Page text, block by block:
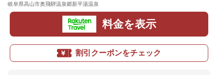
岐阜県高山市奥飛騨温泉郷新平湯温泉
料金を表示
割引クーポンをチェック